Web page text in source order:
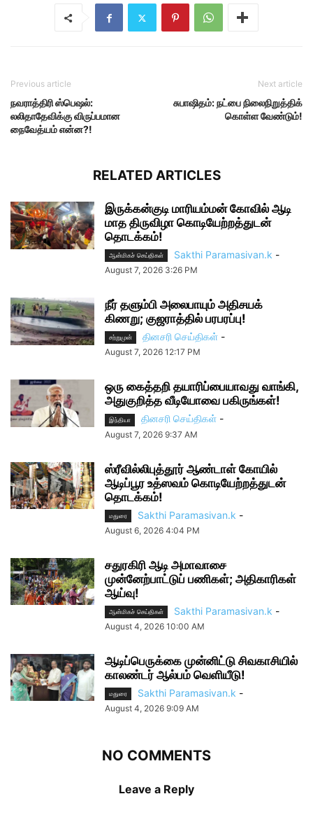
Previous article
நவராத்திரி ஸ்பெஷல்:
லலிதாதேவிக்கு விருப்பமான
நைவேத்யம் என்ன?!
Next article
சுபாஷிதம்: நட்பை நிலைநிறுத்திக்
கொள்ள வேண்டும்!
RELATED ARTICLES
இருக்கன்குடி மாரியம்மன் கோவில் ஆடி
மாத திருவிழா கொடியேற்றத்துடன்
தொடக்கம்!
ஆன்மிகச் செய்திகள் Sakthi Paramasivan.k -
August 7, 2026 3:26 PM
நீர் தளும்பி அலைபாயும் அதிசயக்
கிணறு; குஜராத்தில் பரபரப்பு!
சற்றுமுன் தினசரி செய்திகள் -
August 7, 2026 12:17 PM
ஒரு கைத்தறி தயாரிப்பையாவது வாங்கி,
அதுகுறித்த வீடியோவை பகிருங்கள்!
இந்தியா தினசரி செய்திகள் -
August 7, 2026 9:37 AM
ஸ்ரீவில்லிபுத்தூர் ஆண்டாள் கோயில்
ஆடிப்பூர உத்ஸவம் கொடியேற்றத்துடன்
தொடக்கம்!
மதுரை Sakthi Paramasivan.k -
August 6, 2026 4:04 PM
சதுரகிரி ஆடி அமாவாசை
முன்னேற்பாட்டுப் பணிகள்; அதிகாரிகள்
ஆய்வு!
ஆன்மிகச் செய்திகள் Sakthi Paramasivan.k -
August 4, 2026 10:00 AM
ஆடிப்பெருக்கை முன்னிட்டு சிவகாசியில்
காலண்டர் ஆல்பம் வெளியீடு!
மதுரை Sakthi Paramasivan.k -
August 4, 2026 9:09 AM
NO COMMENTS
Leave a Reply